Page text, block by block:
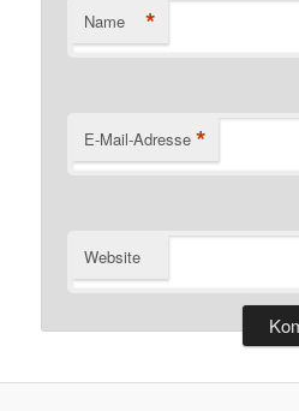
Name *
E-Mail-Adresse *
Website